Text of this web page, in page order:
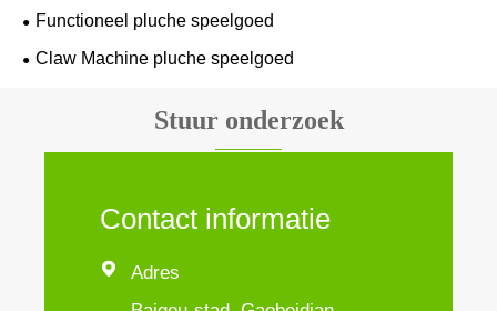
Functioneel pluche speelgoed
Claw Machine pluche speelgoed
Stuur onderzoek
Contact informatie

Adres